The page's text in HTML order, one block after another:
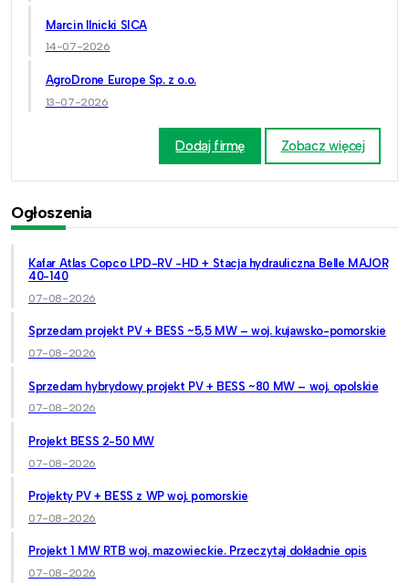
Marcin Ilnicki SICA
14-07-2026
AgroDrone Europe Sp. z o.o.
13-07-2026
Dodaj firmę Zobacz więcej
Ogłoszenia
Kafar Atlas Copco LPD-RV -HD + Stacja hydrauliczna Belle MAJOR
40-140
07-08-2026
Sprzedam projekt PV + BESS ~5,5 MW – woj. kujawsko-pomorskie
07-08-2026
Sprzedam hybrydowy projekt PV + BESS ~80 MW – woj. opolskie
07-08-2026
Projekt BESS 2-50 MW
07-08-2026
Projekty PV + BESS z WP woj. pomorskie
07-08-2026
Projekt 1 MW RTB woj. mazowieckie. Przeczytaj dokładnie opis
07-08-2026